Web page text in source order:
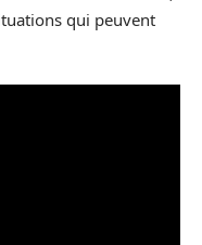
qui peuvent